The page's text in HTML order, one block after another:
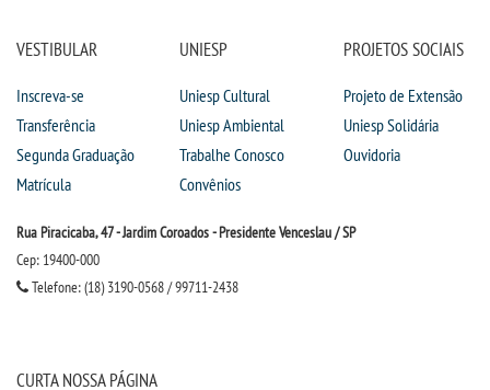
WEBMAIL
PORTAL DE ALUNOS
PORTAL DE PROFESSORES/ACADÊMICO
CONTATO
VESTIBULAR
Inscreva-se
Transferência
Segunda Graduação
Matrícula
UNIESP
Uniesp Cultural
Uniesp Ambiental
Trabalhe Conosco
Convênios
PROJETOS SOCIAIS
Projeto de Extensão
Uniesp Solidária
Ouvidoria
Rua Piracicaba, 47 - Jardim Coroados - Presidente Venceslau / SP
Cep: 19400-000
Telefone: (18) 3190-0568 / 99711-2438
CURTA NOSSA PÁGINA